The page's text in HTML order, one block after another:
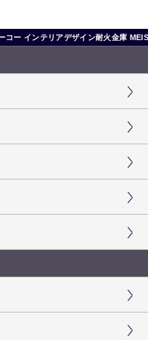
コー インテリアデザイン耐火金庫